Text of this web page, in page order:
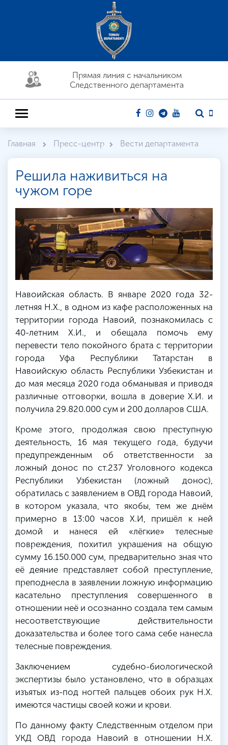
Прямая линия c начальником
Следственного департамента
Главная Пресс-центр Вести департамента
Решила наживиться на
чужом горе
Навоийская область. В январе 2020 года 32-
летняя Н.Х., в одном из кафе расположенных на
территории города Навоий, познакомилась с
40-летним Х.И., и обещала помочь ему
перевести тело покойного брата с территории
города Уфа Республики Татарстан в
Навоийскую область Республики Узбекистан и
до мая месяца 2020 года обманывая и приводя
различные отговорки, вошла в доверие Х.И. и
получила 29.820.000 сум и 200 долларов США.
Кроме этого, продолжая свою преступную
деятельность, 16 мая текущего года, будучи
предупрежденным об ответственности за
ложный донос по ст.237 Уголовного кодекса
Республики Узбекистан (ложный донос),
обратилась с заявлением в ОВД города Навоий,
в котором указала, что якобы, тем же днём
примерно в 13:00 часов Х.И, пришёл к ней
домой и нанеся ей «лёгкие» телесные
повреждения, похитил украшения на общую
сумму 16.150.000 сум, предварительно зная что
её деяние представляет собой преступление,
преподнесла в заявлении ложную информацию
касательно преступления совершенного в
отношении неё и осознанно создала тем самым
несоответствующие действительности
доказательства и более того сама себе нанесла
телесные повреждения.
Заключением судебно-биологической
экспертизы было установлено, что в образцах
изъятых из-под ногтей пальцев обоих рук Н.Х.
имеются частицы своей кожи и крови.
По данному факту Следственным отделом при
УКД ОВД города Навоий в отношении Н.Х.